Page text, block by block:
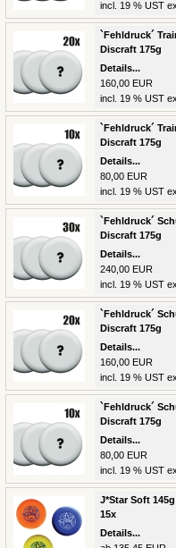
incl. 19 % UST
`Fehldruck´
Discraft 175g
Details...
160,00 EUR
incl. 19 % UST
`Fehldruck´
Discraft 175g
Details...
80,00 EUR
incl. 19 % UST
`Fehldruck´
Discraft 175g
Details...
240,00 EUR
incl. 19 % UST
`Fehldruck´
Discraft 175g
Details...
160,00 EUR
incl. 19 % UST
`Fehldruck´
Discraft 175g
Details...
80,00 EUR
incl. 19 % UST
J*Star Soft
15x
Details...